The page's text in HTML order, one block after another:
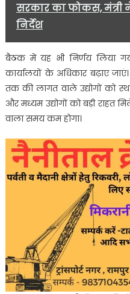
सरकार का फोकस, मंत्री
निर्देश
बैठक में यह भी निर्णय लिया गया
कार्यालयों के अधिकार बढ़ाए
तक की लागत वाले उद्योगों को
और मध्यम उद्योगों को बड़ी राहत
वाला समय कम होगा।